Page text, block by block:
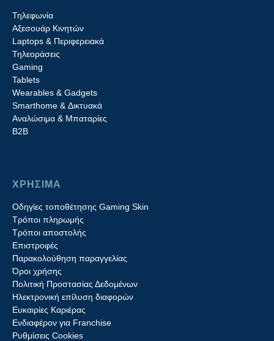
Τηλεφωνία
Αξεσουάρ Κινητών
Laptops & Περιφερειακά
Τηλεοράσεις
Gaming
Tablets
Wearables & Gadgets
Smarthome & Δικτυακά
Aναλώσιμα & Μπαταρίες
Β2B
ΧΡΗΣΙΜΑ
Οδηγίες τοποθέτησης Gaming Skin
Τρόποι πληρωμής
Τρόποι αποστολής
Επιστροφές
Παρακολούθηση παραγγελίας
Όροι χρήσης
Πολιτική Προστασίας Δεδομένων
Ηλεκτρονική επίλυση διαφορών
Ευκαιρίες Καριέρας
Ενδιαφέρον για Franchise
Ρυθμίσεις Cookies